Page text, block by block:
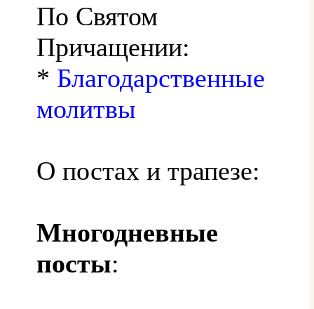
По Святом
Причащении:
* Благодарственные
молитвы
О постах и трапезе:
Многодневные
посты: